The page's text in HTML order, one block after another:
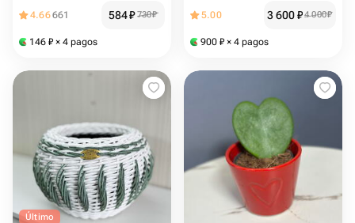
4.66661 584₽ 730₽
146 ₽ × 4 pagos
5.00 3 600₽4 000₽
900 ₽ × 4 pagos
Último